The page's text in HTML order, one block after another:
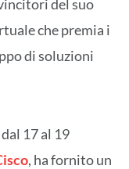
del suo
che premia i
di soluzioni
17 al 19
, ha fornito un